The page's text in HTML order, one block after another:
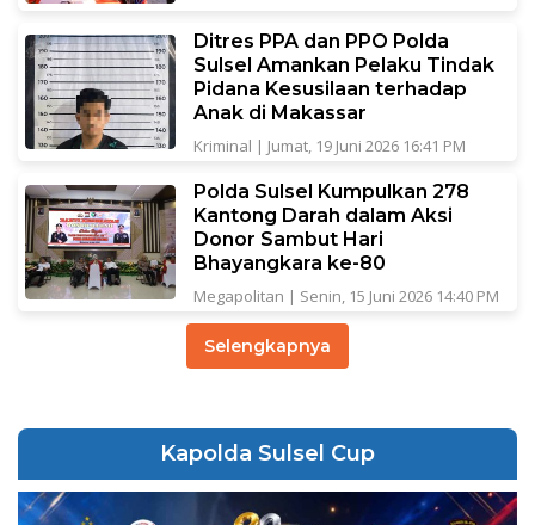
Ditres PPA dan PPO Polda
Sulsel Amankan Pelaku Tindak
Pidana Kesusilaan terhadap
Anak di Makassar
Kriminal | Jumat, 19 Juni 2026 16:41 PM
Polda Sulsel Kumpulkan 278
Kantong Darah dalam Aksi
Donor Sambut Hari
Bhayangkara ke-80
Megapolitan | Senin, 15 Juni 2026 14:40 PM
Selengkapnya
Kapolda Sulsel Cup